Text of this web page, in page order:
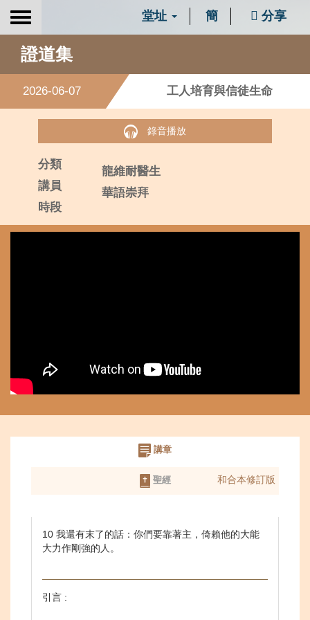
Toggle
堂址 簡 分享
證道集
2026-06-07 工人培育與信徒生命
錄音播放
分類
講員
時段
龍維耐醫生
華語崇拜
講章
聖經 和合本修訂版
10 我還有末了的話：你們要靠著主，倚賴他的大能
大力作剛強的人。
引言 :